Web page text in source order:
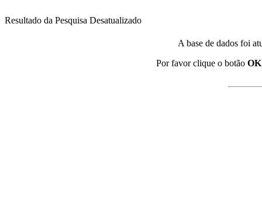
Resultado da Pesquisa Desatualizado
A base de dados foi
Por favor clique o botão OK